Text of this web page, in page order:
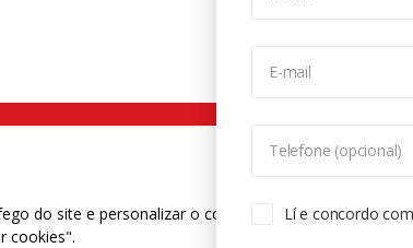
E-mail
Telefone (opcional)
Lí e concordo
2108 9310
do site e personalizar o conteúdo. Para saber mais
cookies".